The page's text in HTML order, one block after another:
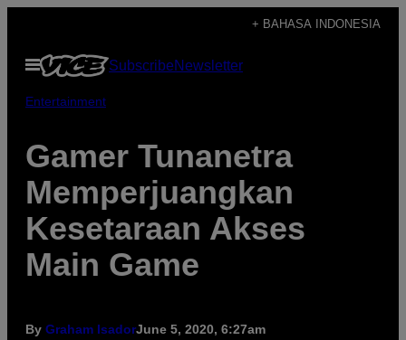
content
+ BAHASA INDONESIA
Open
Menu
SubscribeNewsletter
Entertainment
Gamer Tunanetra
Memperjuangkan
Kesetaraan Akses
Main Game
By Graham IsadorJune 5, 2020, 6:27am